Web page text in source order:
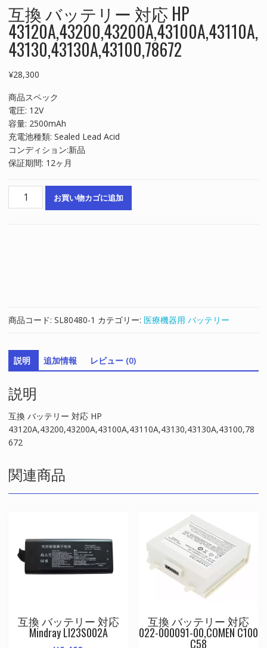
互換 バッテリー 対応 HP
43120A,43200,43200A,43100A,43110A,
43130,43130A,43100,78672
¥28,300
商品スペック
電圧: 12V
容量: 2500mAh
充電池種類: Sealed Lead Acid
コンディション:新品
保証期間: 12ヶ月
HP
個
お買い物カゴに追加
商品コード: SL80480-1 カテゴリー: 医療機器用 バッテリー
説明 追加情報 レビュー (0)
説明
互換 バッテリー 対応 HP
43120A,43200,43200A,43100A,43110A,43130,43130A,43100,78
672
関連商品
互換 バッテリー 対応
Mindray LI23S002A
互換 バッテリー 対応
022-000091-00,COMEN C100
C58